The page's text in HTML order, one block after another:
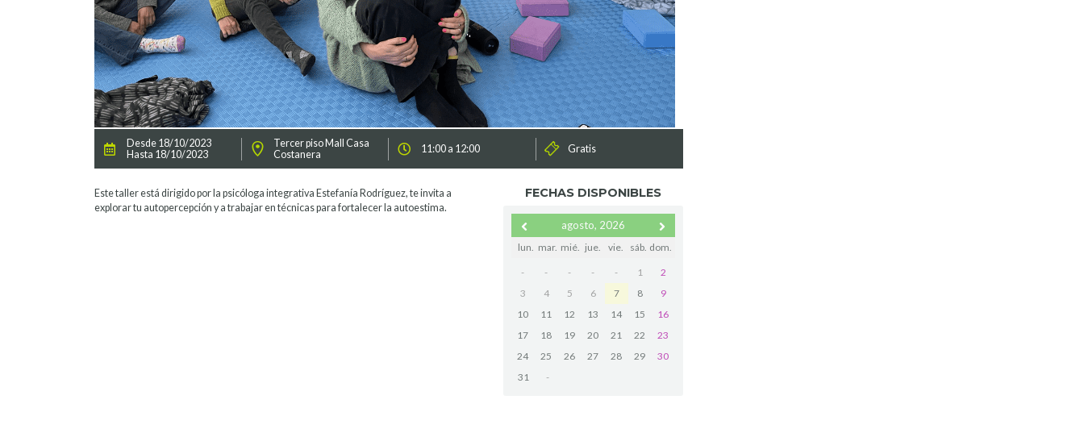
Desde 18/10/2023
Hasta 18/10/2023
Tercer piso Mall Casa
Costanera
11:00 a 12:00 Gratis
Este taller está dirigido por la psicóloga integrativa Estefanía Rodríguez, te invita a
explorar tu autopercepción y a trabajar en técnicas para fortalecer la autoestima.
FECHAS DISPONIBLES
agosto, 2026
lun. mar. mié. jue. vie. sáb. dom.
- - - - - 1
2
3
4 5 6 7 8
9
10
11 12 13 14 15
16
17
18 19 20 21 22
23
24
25 26 27 28 29
30
31
-